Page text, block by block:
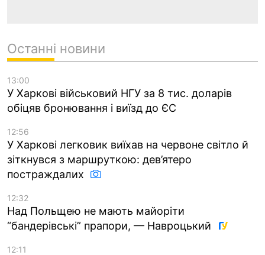
Останні новини
13:00
У Харкові військовий НГУ за 8 тис. доларів
обіцяв бронювання і виїзд до ЄС
12:56
У Харкові легковик виїхав на червоне світло й
зіткнувся з маршруткою: дев’ятеро
постраждалих
12:32
Над Польщею не мають майоріти
“бандерівські” прапори, — Навроцький
12:11